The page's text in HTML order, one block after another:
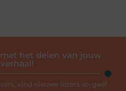
het delen van jouw
verhaal!
vind nieuwe lezers en geef